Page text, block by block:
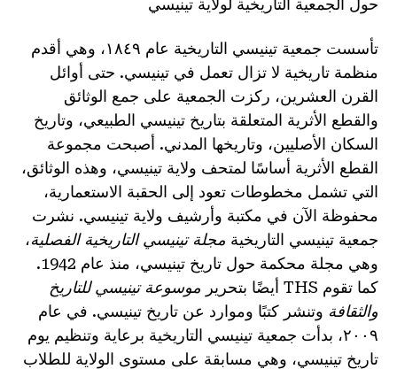
حول الجمعية التاريخية لولاية تينيسي
تأسست جمعية تينيسي التاريخية عام ١٨٤٩، وهي أقدم
منظمة تاريخية لا تزال تعمل في تينيسي. حتى أوائل
القرن العشرين، ركزت الجمعية على جمع الوثائق
والقطع الأثرية المتعلقة بتاريخ تينيسي الطبيعي، وتاريخ
السكان الأصليين، وتاريخها المدني. أصبحت مجموعة
القطع الأثرية أساسًا لمتحف ولاية تينيسي، وهذه الوثائق،
التي تشمل مخطوطات تعود إلى الحقبة الاستعمارية،
محفوظة الآن في مكتبة وأرشيف ولاية تينيسي. نشرت
جمعية تينيسي التاريخية مجلة تينيسي التاريخية الفصلية،
وهي مجلة محكمة حول تاريخ تينيسي، منذ عام 1942.
كما تقوم THS أيضًا بتحرير
موسوعة تينيسي للتاريخ
والثقافة وتنشر كتبًا وموارد عن تاريخ تينيسي. في عام
٢٠٠٩، بدأت جمعية تينيسي التاريخية برعاية وتنظيم يوم
تاريخ تينيسي، وهي مسابقة على مستوى الولاية للطلاب